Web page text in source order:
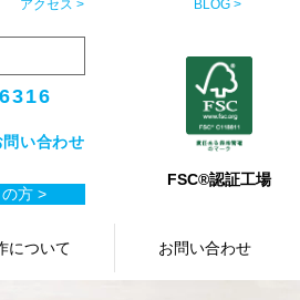
BLOG >
アクセス >
い合わせ
方 >
FSC®認証工場
について お問い合わせ